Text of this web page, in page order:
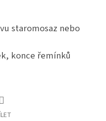
staromosaz nebo
konce řemínků